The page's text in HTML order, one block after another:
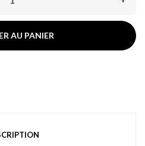
AU PANIER